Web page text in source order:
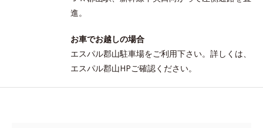
進。
お車でお越しの場合
エスパル郡山駐車場をご利用下さい。詳しくは、
エスパル郡山HPご確認ください。